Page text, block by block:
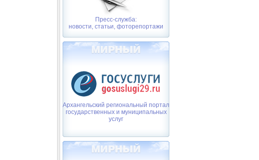
Пресс-служба:
новости, статьи, фоторепортажи
Архангельский региональный портал
государственных и муниципальных
услуг